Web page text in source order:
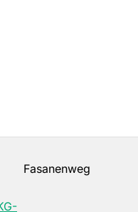
Fasanenweg